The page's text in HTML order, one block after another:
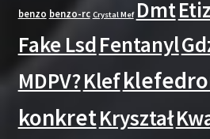
benzo benzo-rc Crystal Mef Dmt
Fake LsdFentanyl
MDPV?Klef
konkretKryształ